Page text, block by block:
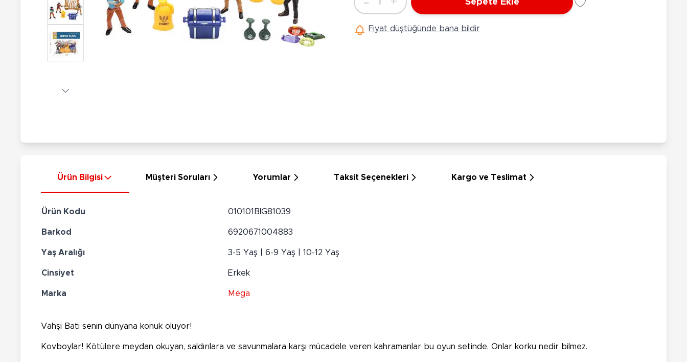
Hayvan Figürler
Çeşitli Figürler
Koleksiyon Figürler
Elektronik Ürünler
Nerf
Silahlar
Hobi Oyuncakları
Maketler
Sihirbazlık Setleri
Bebek Araç Gereçleri
Ürünleri
Akülü Araçlar
Bin Git Araçlar
Çeşitli Peluşlar
Adet
1 Sepete Ekle
Fiyat düştüğünde bana bildir
Ürün Bilgisi Müşteri Soruları Yorumlar Taksit Seçenekleri Kargo ve Teslimat
Ürün Kodu 010101BIG81039
Barkod 6920671004883
Yaş Aralığı 3-5 Yaş | 6-9 Yaş | 10-12 Yaş
Cinsiyet Erkek
Marka Mega
Vahşi Batı senin dünyana konuk oluyor!
Kovboylar! Kötülere meydan okuyan, saldırılara ve savunmalara karşı mücadele veren kahramanlar bu oyun setinde. Onlar korku nedir bilmez.